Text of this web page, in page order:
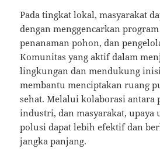
Pada tingkat lokal, masyarakat
dengan menggencarkan
penanaman pohon, dan
Komunitas yang aktif dalam
lingkungan dan mendukung
membantu menciptakan ruang
sehat. Melalui kolaborasi antara
industri, dan masyarakat,
polusi dapat lebih efektif dan
jangka panjang.